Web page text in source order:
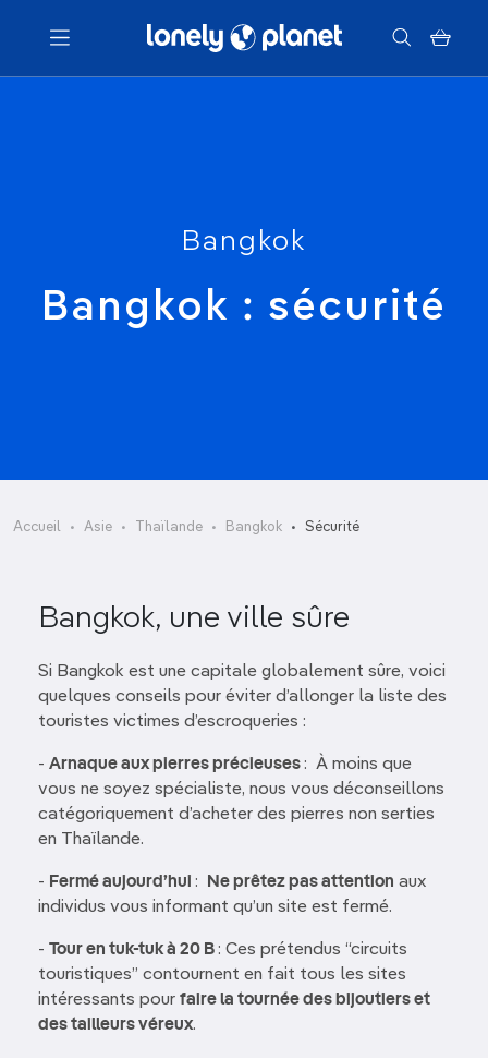
Menu
Bangkok
Bangkok : sécurité
Accueil Asie Thaïlande Bangkok Sécurité
Bangkok, une ville sûre
Si Bangkok est une capitale globalement sûre, voici
quelques conseils pour éviter d’allonger la liste des
touristes victimes d’escroqueries :
- Arnaque aux pierres précieuses: À moins que
vous ne soyez spécialiste, nous vous déconseillons
catégoriquement d’acheter des pierres non serties
en Thaïlande.
- Fermé aujourd’hui : Ne prêtez pas attention aux
individus vous informant qu’un site est fermé.
- Tour en tuk-tuk à 20 B: Ces prétendus “circuits
touristiques” contournent en fait tous les sites
intéressants pour faire la tournée des bijoutiers et
des tailleurs véreux.